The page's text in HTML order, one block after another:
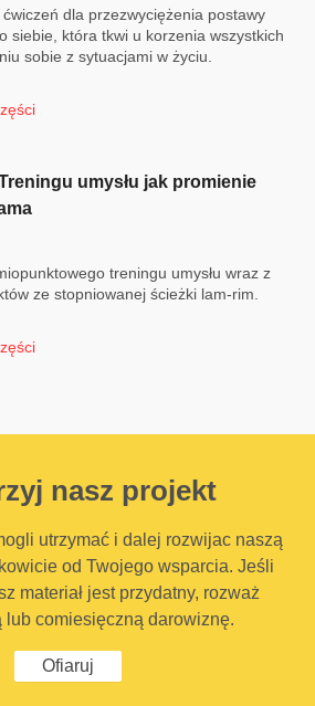
ćwiczeń dla przezwyciężenia postawy
siebie, która tkwi u korzenia wszystkich
sobie z sytuacjami w życiu.
umysłu jak promienie
treningu umysłu wraz z
ze stopniowanej ścieżki lam-rim.
nasz projekt
utrzymać i dalej rozwijac naszą
od Twojego wsparcia. Jeśli
materiał jest przydatny, rozważ
lub comiesięczną darowiznę.
Ofiaruj